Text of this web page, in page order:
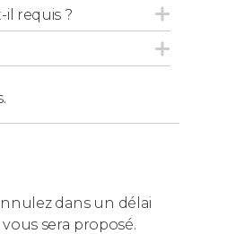
requis ?
dans un délai
sera proposé.